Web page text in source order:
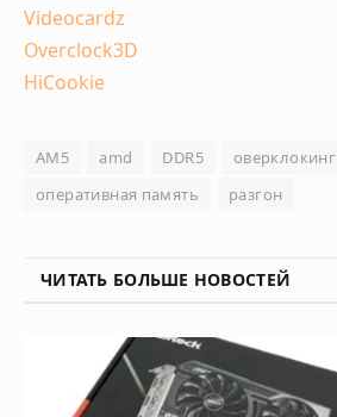
Videocardz
Overclock3D
HiCookie
AM5 amd DDR5
оверклокинг
оперативная память
разгон
ЧИТАТЬ БОЛЬШЕ НОВОСТЕЙ